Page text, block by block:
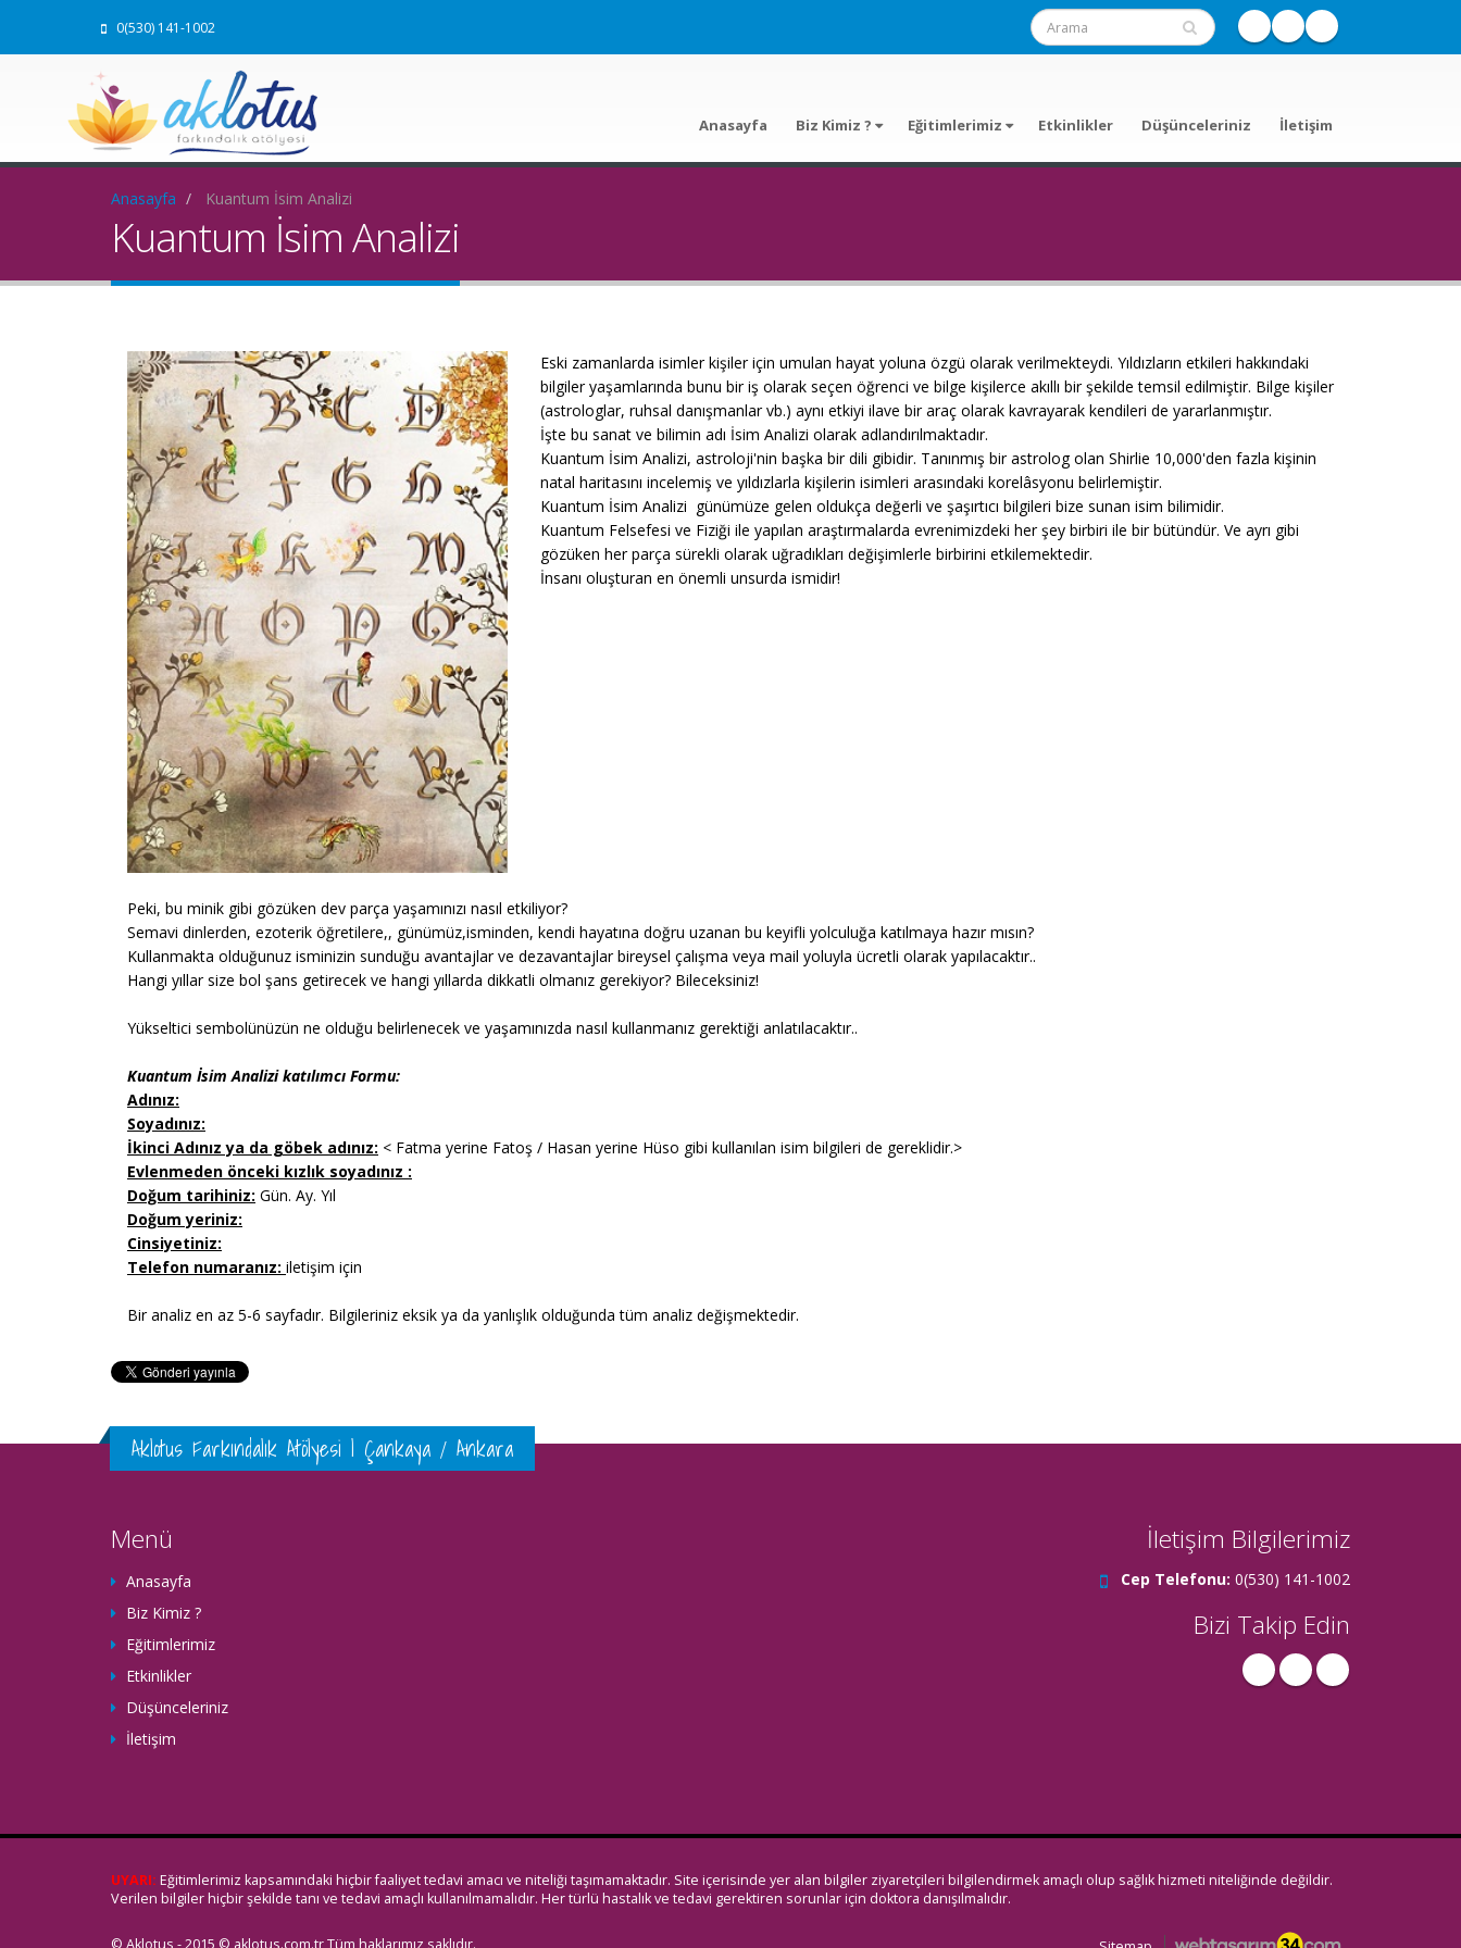
0(530) 141-1002
Anasayfa Biz Kimiz ? Eğitimlerimiz Etkinlikler Düşünceleriniz İletişim
Anasayfa Kuantum İsim Analizi
Kuantum İsim Analizi
Eski zamanlarda isimler kişiler için umulan hayat yoluna özgü olarak verilmekteydi. Yıldızların etkileri hakkındaki
bilgiler yaşamlarında bunu bir iş olarak seçen öğrenci ve bilge kişilerce akıllı bir şekilde temsil edilmiştir. Bilge kişiler
(astrologlar, ruhsal danışmanlar vb.) aynı etkiyi ilave bir araç olarak kavrayarak kendileri de yararlanmıştır.
İşte bu sanat ve bilimin adı İsim Analizi olarak adlandırılmaktadır.
Kuantum İsim Analizi, astroloji'nin başka bir dili gibidir. Tanınmış bir astrolog olan Shirlie 10,000'den fazla kişinin
natal haritasını incelemiş ve yıldızlarla kişilerin isimleri arasındaki korelâsyonu belirlemiştir.
Kuantum İsim Analizi günümüze gelen oldukça değerli ve şaşırtıcı bilgileri bize sunan isim bilimidir.
Kuantum Felsefesi ve Fiziği ile yapılan araştırmalarda evrenimizdeki her şey birbiri ile bir bütündür. Ve ayrı gibi
gözüken her parça sürekli olarak uğradıkları değişimlerle birbirini etkilemektedir.
İnsanı oluşturan en önemli unsurda ismidir!
Peki, bu minik gibi gözüken dev parça yaşamınızı nasıl etkiliyor?
Semavi dinlerden, ezoterik öğretilere,, günümüz,isminden, kendi hayatına doğru uzanan bu keyifli yolculuğa katılmaya hazır mısın?
Kullanmakta olduğunuz isminizin sunduğu avantajlar ve dezavantajlar bireysel çalışma veya mail yoluyla ücretli olarak yapılacaktır..
Hangi yıllar size bol şans getirecek ve hangi yıllarda dikkatli olmanız gerekiyor? Bileceksiniz!
Yükseltici sembolünüzün ne olduğu belirlenecek ve yaşamınızda nasıl kullanmanız gerektiği anlatılacaktır..
Kuantum İsim Analizi katılımcı Formu:
Adınız:
Soyadınız:
İkinci Adınız ya da göbek adınız: < Fatma yerine Fatoş / Hasan yerine Hüso gibi kullanılan isim bilgileri de gereklidir.>
Evlenmeden önceki kızlık soyadınız :
Doğum tarihiniz: Gün. Ay. Yıl
Doğum yeriniz:
Cinsiyetiniz:
Telefon numaranız: iletişim için
Bir analiz en az 5-6 sayfadır. Bilgileriniz eksik ya da yanlışlık olduğunda tüm analiz değişmektedir.
Aklotus Farkındalık Atölyesi | Çankaya / Ankara
Menü
Anasayfa
Biz Kimiz ?
Eğitimlerimiz
Etkinlikler
Düşünceleriniz
İletişim
İletişim Bilgilerimiz
Cep Telefonu: 0(530) 141-1002
Bizi Takip Edin
UYARI: Eğitimlerimiz kapsamındaki hiçbir faaliyet tedavi amacı ve niteliği taşımamaktadır. Site içerisinde yer alan bilgiler ziyaretçileri bilgilendirmek amaçlı olup sağlık hizmeti niteliğinde değildir.
Verilen bilgiler hiçbir şekilde tanı ve tedavi amaçlı kullanılmamalıdır. Her türlü hastalık ve tedavi gerektiren sorunlar için doktora danışılmalıdır.
© Aklotus - 2015 © aklotus.com.tr Tüm haklarımız saklıdır.